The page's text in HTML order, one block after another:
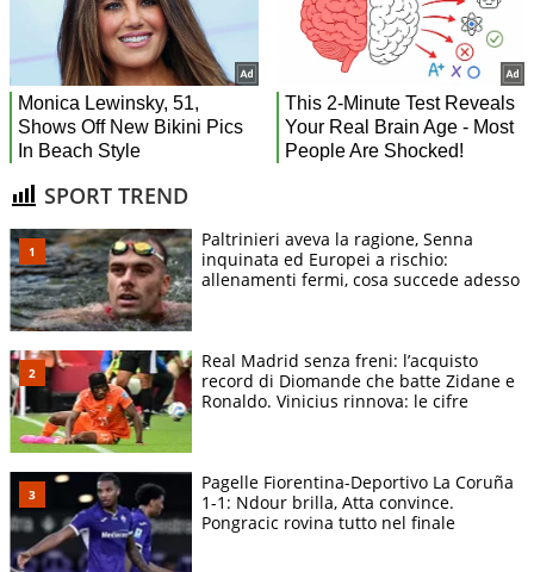
SPORT TREND
Paltrinieri aveva la ragione, Senna
inquinata ed Europei a rischio:
allenamenti fermi, cosa succede adesso
Real Madrid senza freni: l’acquisto
record di Diomande che batte Zidane e
Ronaldo. Vinicius rinnova: le cifre
Pagelle Fiorentina-Deportivo La Coruña
1-1: Ndour brilla, Atta convince.
Pongracic rovina tutto nel finale